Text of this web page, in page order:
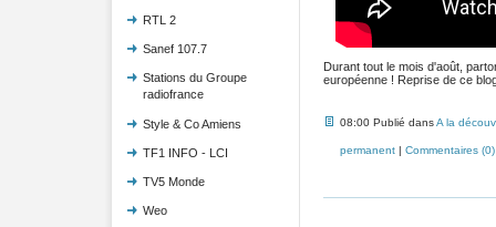
RTL 2
Sanef 107.7
Stations du Groupe
radiofrance
Style & Co Amiens
TF1 INFO - LCI
TV5 Monde
Weo
Durant tout le mois d'août,
européenne ! Reprise de ce
08:00 Publié dansA la
permanent| Commentaires (0)